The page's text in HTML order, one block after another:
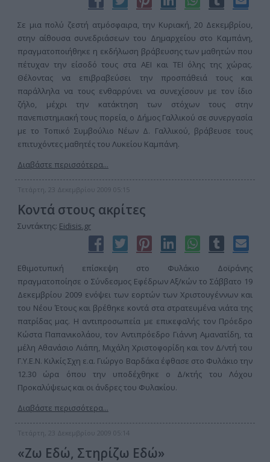
Σε μια πολύ ζεστή ατμόσφαιρα, την Κυριακή, 20 Δεκεμβρίου,
στην αίθουσα συνεδριάσεων του Δημαρχείου στο Καμπάνη,
πραγματοποιήθηκε η εκδήλωση βράβευσης των μαθητών που
πέτυχαν την είσοδό τους στα ΑΕΙ και ΤΕΙ όλης της χώρας.
Θέλοντας να επιβραβεύσει την προσπάθειά τους και
παράλληλα να τους ενθαρρύνει να συνεχίσουν με τον ίδιο
ζήλο, μέχρι την κατάκτηση των στόχων τους στην
πανεπιστημιακή τους πορεία, ο Δήμος Γαλλικού σε συνεργασία
με το Τοπικό Συμβούλιο Νέων Δ. Γαλλικού, βράβευσε τους
επιτυχόντες μαθητές του Λυκείου Καμπάνη.
Διαβάστε περισσότερα...
Τετάρτη, 23 Δεκεμβρίου 2009 05:15
Κοντά στους ακρίτες
Συντάκτης: Eidisis.gr
Εθιμοτυπική επίσκεψη στο Φυλάκιο Δοϊράνης
πραγματοποίησε ο Σύνδεσμος Εφέδρων Αξ/κών το Σάββατο 19
Δεκεμβρίου 2009 ενόψει των εορτών των Χριστουγέννων και
του Νέου Έτους και βρέθηκε κοντά στα στρατευμένα νιάτα της
πατρίδας μας. Η αντιπροσωπεία με επικεφαλής τον Πρόεδρο
Κώστα Παπανικολάου, τον Αντιπρόεδρο Γιάννη Αμανατίδη, τα
μέλη Αθανάσιο Λιάπη, Μιχάλη Χριστοφορίδη και τον Δ/ντή του
Γ.Υ.Ε.Ν. Κιλκίς Σχη ε.α. Γιώργο Βαρδάκα έφθασε στο Φυλάκιο την
12.30 ώρα όπου την υποδέχθηκε ο Δ/κτής του Λόχου
Προκαλύψεως και οι άνδρες του Φυλακίου.
Διαβάστε περισσότερα...
Τετάρτη, 23 Δεκεμβρίου 2009 05:14
«Ζω Εδώ, Στηρίζω Εδώ»